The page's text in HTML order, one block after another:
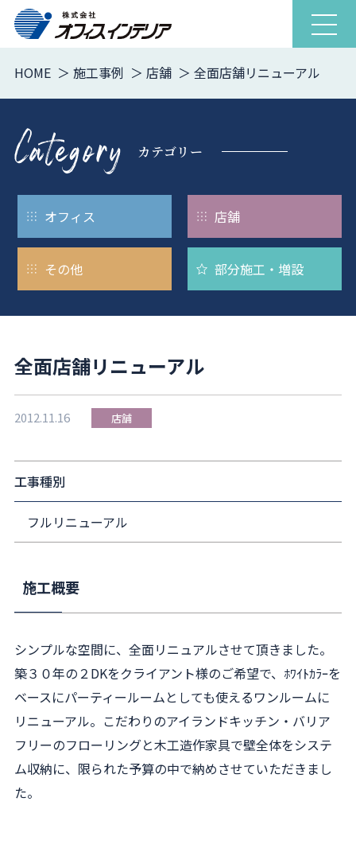
ナ
ビ
HOME 施工事例 店舗 全面店舗リニューアル
カテゴリー
オフィス 店舗
その他 部分施工・ 増設
全面店舗リニューアル
2012.11.16 店舗
工事種別
フルリニューアル
施工概要
シンプルな空間に、全面リニュアルさせて頂きました。
築３０年の２DKをクライアント様のご希望で、ﾎﾜｲﾄｶﾗｰを
ベースにパーティールームとしても使えるワンルームに
リニューアル。こだわりのアイランドキッチン・バリア
フリーのフローリングと木工造作家具で壁全体をシステ
ム収納に、限られた予算の中で納めさせていただきまし
た。